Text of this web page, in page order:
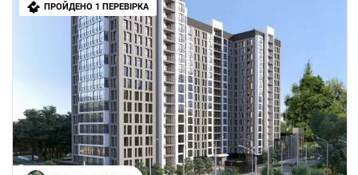
ПРОЙДЕНО 1 ПЕРЕВІРКА